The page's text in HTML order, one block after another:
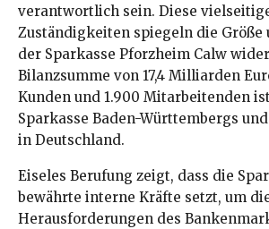
verantwortlich sein. Diese
Zuständigkeiten spiegeln die Größe
der Sparkasse Pforzheim Calw
Bilanzsumme von 17,4 Milliarden
Kunden und 1.900 Mitarbeitenden
Sparkasse Baden-Württembergs
in Deutschland.
Eiseles Berufung zeigt, dass die
bewährte interne Kräfte setzt, um
Herausforderungen des